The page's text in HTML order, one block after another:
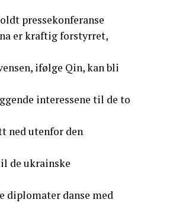
pressekonferanse
er kraftig forstyrret,
ifølge Qin, kan bli
interessene til de to
ned utenfor den
de ukrainske
diplomater danse med